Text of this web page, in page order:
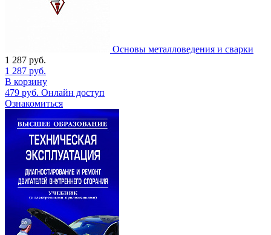
Основы металловедения и сварки
1 287 руб.
1 287 руб.
В корзину
479 руб. Онлайн доступ
Ознакомиться